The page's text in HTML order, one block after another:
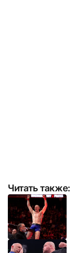
Читать также: